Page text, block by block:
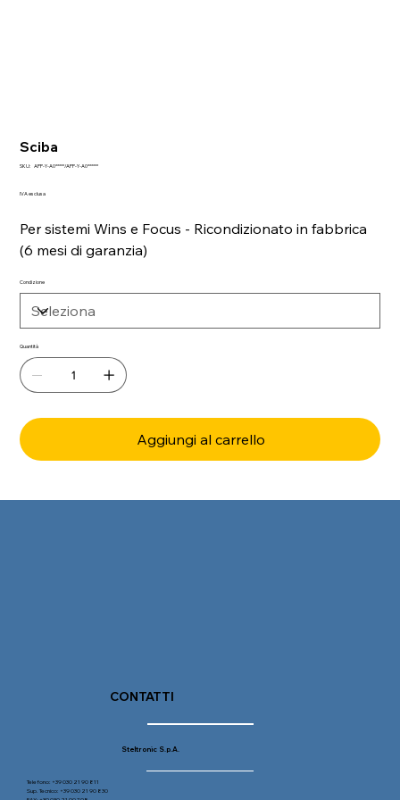
Sciba
SKU: SKU
A0*****/APP-
APP-Y-A0*****/APP-Y-A0******
IVA esclusa
Per sistemi Wins e Focus - Ricondizionato in fabbrica
(6 mesi di garanzia)
Condizione
Quantità
Aggiungi al carrello
Steltronic S.p.A.
Telefono: +39 030 21 90 811
Sup. Tecnico: +39 030 21 90 830
CONTATTI